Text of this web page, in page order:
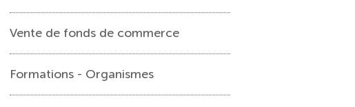
Vente de fonds de commerce
Formations - Organismes